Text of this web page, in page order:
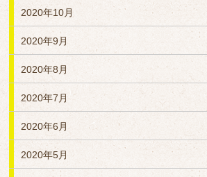
2020年10月
2020年9月
2020年8月
2020年7月
2020年6月
2020年5月